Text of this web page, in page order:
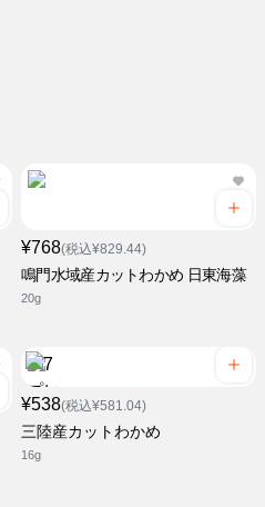
¥768(税込¥829.44)
鳴門水域産カットわかめ 日東海藻
20g
¥538(税込¥581.04)
三陸産カットわかめ
16g